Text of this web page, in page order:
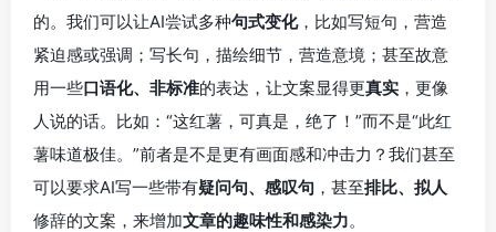
的。我们可以让AI尝试多种句式变化，比如写短句，营造
紧迫感或强调；写长句，描绘细节，营造意境；甚至故意
用一些口语化、非标准的表达，让文案显得更真实 ，更像
人说的话。比如：“这红薯，可真是，绝了！”而不是“此红
薯味道极佳。”前者是不是更有画面感和冲击力？我们甚至
可以要求AI写一些带有疑问句、感叹句 ，甚至排比、拟人
修辞的文案，来增加文章的趣味性和感染力。